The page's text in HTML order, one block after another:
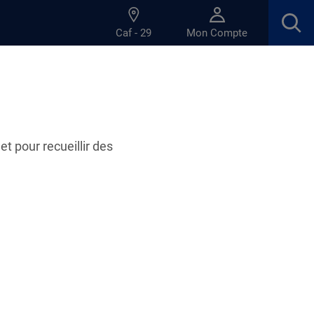
pour recueillir des
Caf - 29 Mon Compte
vidéos